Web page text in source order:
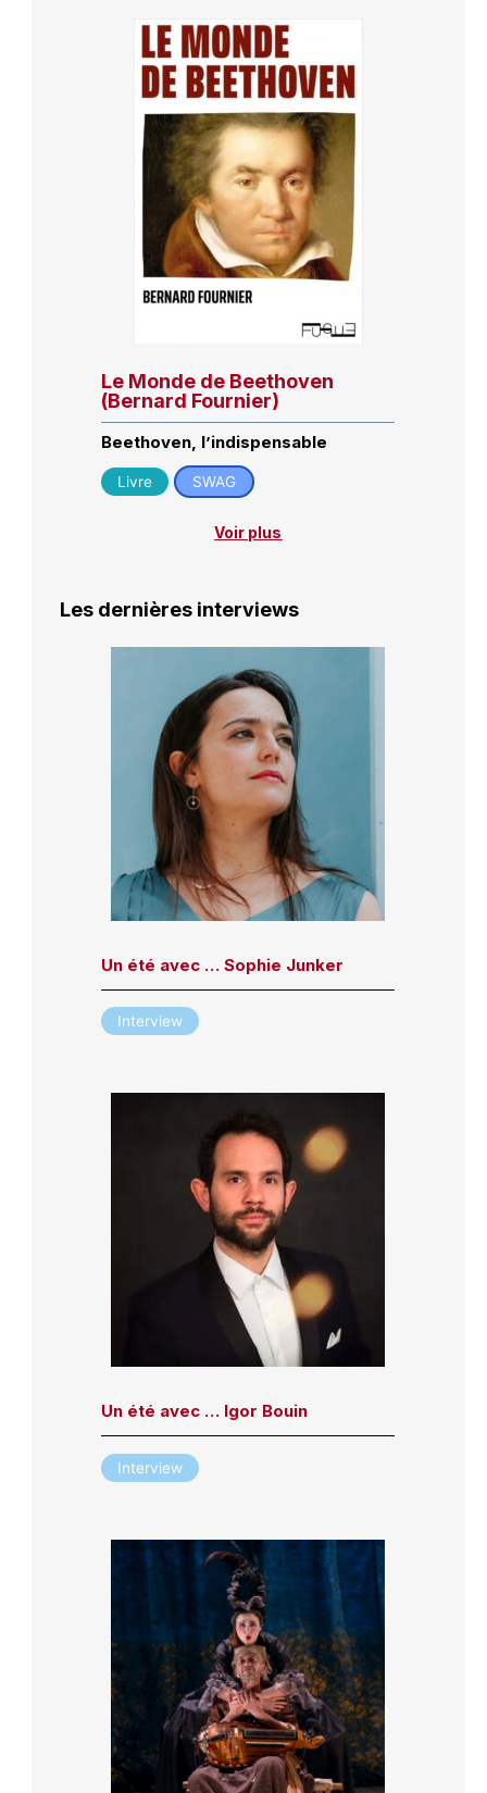
Le Monde de Beethoven
(Bernard Fournier)
Beethoven, l’indispensable
Livre SWAG
Voir plus
Les dernières interviews
Un été avec … Sophie Junker
Interview
Un été avec … Igor Bouin
Interview